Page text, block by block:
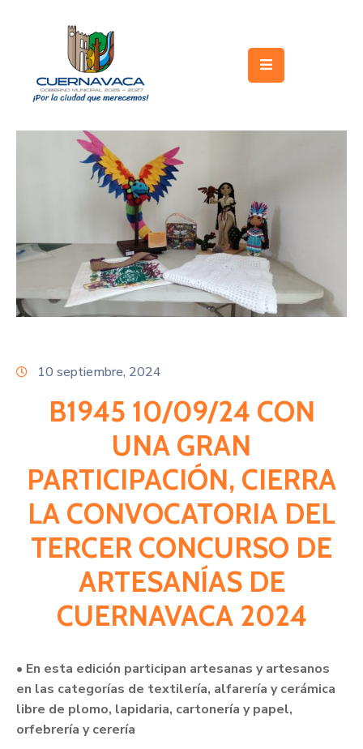
Gobierno
Licitaciones
Transparencia
Citas10 septiembre, 2024
B1945 10/09/24 CON
UNA GRAN
PARTICIPACIÓN, CIERRA
LA CONVOCATORIA DEL
TERCER CONCURSO DE
ARTESANÍAS DE
CUERNAVACA 2024
• En esta edición participan artesanas y artesanos
en las categorías de textilería, alfarería y cerámica
libre de plomo, lapidaria, cartonería y papel,
orfebrería y cerería